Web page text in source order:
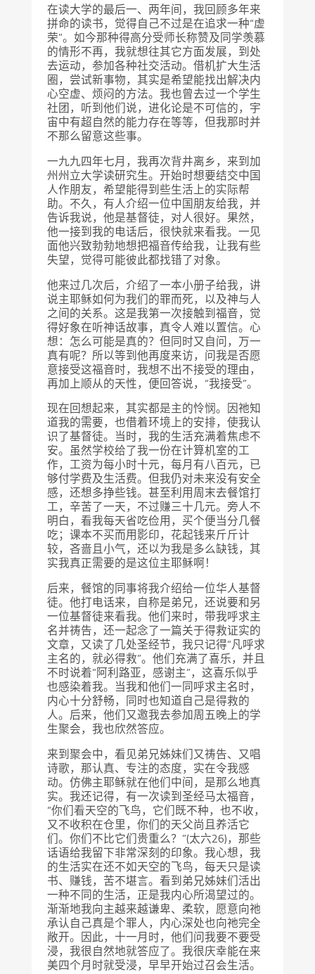
在读大学的最后一、两年间，我回顾多年来
拼命的读书，觉得自己不过是在追求一种“虚
荣”。如今那种得高分受师长称赞及同学羡慕
的情形不再，我就想往其它方面发展，到处
去运动，参加各种社交活动。借机扩大生活
圈，尝试新事物，其实是希望能找出解决内
心空虚、烦闷的方法。我也曾去过一个学生
社团，听到他们说，进化论是不可信的，宇
宙中有超自然的能力存在等等，但我那时并
不那么留意这些事。
一九九四年七月，我再次背井离乡，来到加
州州立大学读研究生。开始时想要结交中国
人作朋友，希望能得到些生活上的实际帮
助。不久，有人介绍一位中国朋友给我，并
告诉我说，他是基督徒，对人很好。果然，
他一接到我的电话后，很快就来看我。一见
面他兴致勃勃地想把福音传给我，让我有些
失望，觉得可能彼此都找错了对象。
他来过几次后，介绍了一本小册子给我，讲
说主耶稣如何为我们的罪而死，以及神与人
之间的关系。这是我第一次接触到福音，觉
得好象在听神话故事，真令人难以置信。心
想：怎么可能是真的？但同时又自问，万一
真有呢？所以等到他再度来访，问我是否愿
意接受这福音时，我想不出不接受的理由，
再加上顺从的天性，便回答说，“我接受”。
现在回想起来，其实都是主的怜悯。因祂知
道我的需要，也借着环境上的安排，使我认
识了基督徒。当时，我的生活充满着焦虑不
安。虽然学校给了我一份在计算机室的工
作，工资为每小时十元，每月有八百元，已
够付学费及生活费。但我仍对未来没有安全
感，还想多挣些钱。甚至利用周末去餐馆打
工，辛苦了一天，不过赚三十几元。旁人不
明白，看我每天省吃俭用，买个便当分几餐
吃；课本不买而用影印，花起钱来斤斤计
较，吝啬且小气，还以为我是多么缺钱，其
实我真正需要的是这位主耶稣啊！
后来，餐馆的同事将我介绍给一位华人基督
徒。他打电话来，自称是弟兄，还说要和另
一位基督徒来看我。他们来时，带我呼求主
名并祷告，还一起念了一篇关于得救证实的
文章，又读了几处圣经节，我只记得“凡呼求
主名的，就必得救”。他们充满了喜乐，并且
不时说着“阿利路亚，感谢主”，这喜乐似乎
也感染着我。当我和他们一同呼求主名时，
内心十分舒畅，同时也知道自己是得救的
人。后来，他们又邀我去参加周五晚上的学
生聚会，我也欣然答应。
来到聚会中，看见弟兄姊妹们又祷告、又唱
诗歌，那认真、专注的态度，实在令我感
动。仿佛主耶稣就在他们中间，是那么地真
实。我还记得，有一次读到圣经马太福音，
“你们看天空的飞鸟，它们既不种，也不收，
又不收积在仓里，你们的天父尚且养活它
们。你们不比它们贵重么？”(太六26)，那些
话语给我留下非常深刻的印象。我心想，我
的生活实在还不如天空的飞鸟，每天只是读
书、赚钱，苦不堪言。看到弟兄姊妹们活出
一种不同的生活，正是我内心所渴望过的。
渐渐地我向主越来越谦卑、柔软，愿意向祂
承认自己真是个罪人，内心深处也向祂完全
敞开。因此，十一月时，他们问我要不要受
浸，我很自然地就答应了。我很庆幸能在来
美四个月时就受浸，早早开始过召会生活。